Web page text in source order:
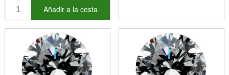
Añadir a la cesta